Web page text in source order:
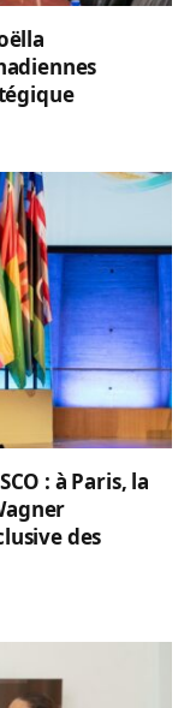
: à Paris, la
des